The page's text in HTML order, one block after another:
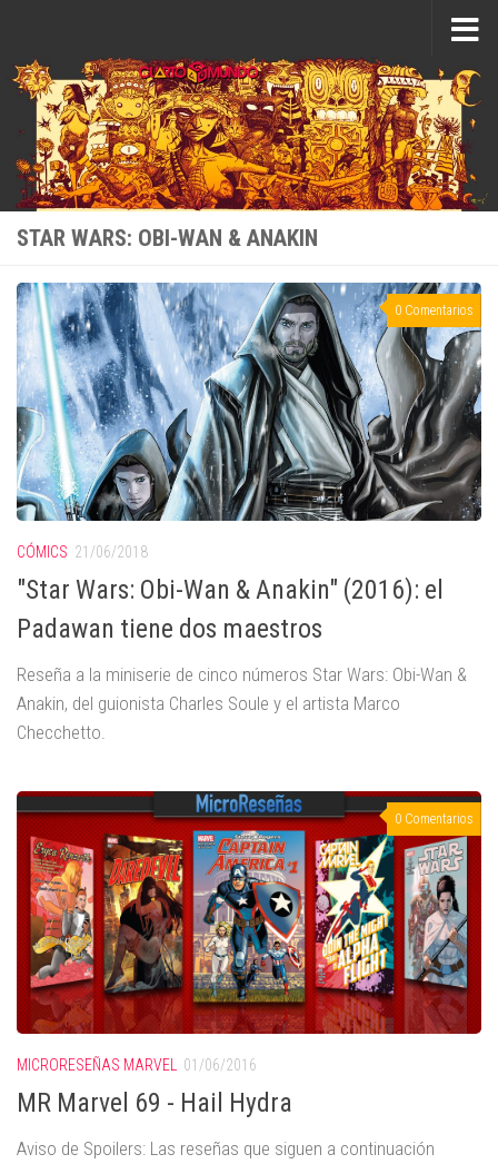
STAR WARS: OBI-WAN & ANAKIN
0 Comentarios
CÓMICS 21/06/2018
"Star Wars: Obi-Wan & Anakin" (2016): el
Padawan tiene dos maestros
Reseña a la miniserie de cinco números Star Wars: Obi-Wan &
Anakin, del guionista Charles Soule y el artista Marco
Checchetto.
0 Comentarios
MICRORESEÑAS MARVEL 01/06/2016
MR Marvel 69 - Hail Hydra
Aviso de Spoilers: Las reseñas que siguen a continuación